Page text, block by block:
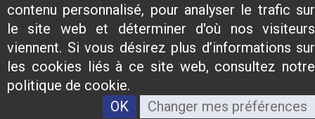
contenu personnalisé, pour analyser le trafic sur
le site web et déterminer d'où nos visiteurs
viennent. Si vous désirez plus d’informations sur
les cookies liés à ce site web, consultez notre
politique de cookie.
OK
Changer mes préférences